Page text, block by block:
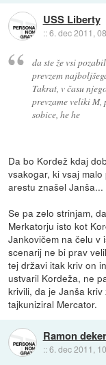
USS Liberty
::6. dec 2011,
da ste že vsi
prevzem
Takrat, v času
prevzame veliki M,
sobice, he he
Da bo Kordež kdaj
vsakogar, ki vsaj
arestu znašel Janša...
Se pa zelo strinjam,
Merkatorju isto kot
Jankovičem na čelu v
scenarij ne bi prav
tej državi itak kriv on
ustvaril Kordeža, ne
krivili, da je Janša
tajkuniziral Mercator.
Ramon
::6. dec 2011,